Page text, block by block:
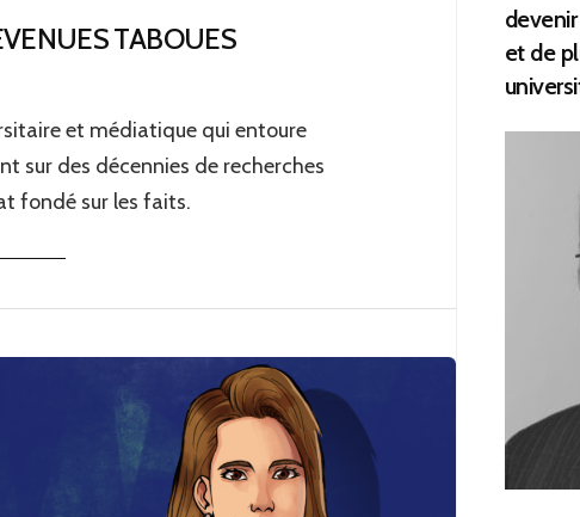
TABOUES
et médiatique qui entoure
sur des décennies de recherches
fondé sur les faits.
et de